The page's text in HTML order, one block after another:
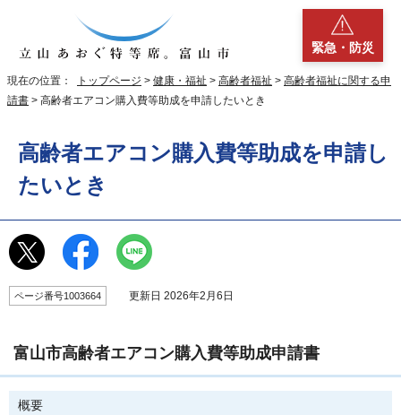
緊急・防災
現在の位置： トップページ > 健康・福祉 > 高齢者福祉 > 高齢者福祉に関する申
請書 > 高齢者エアコン購入費等助成を申請したいとき
高齢者エアコン購入費等助成を申請し
たいとき
ページ番号1003664 更新日 2026年2月6日
富山市高齢者エアコン購入費等助成申請書
概要